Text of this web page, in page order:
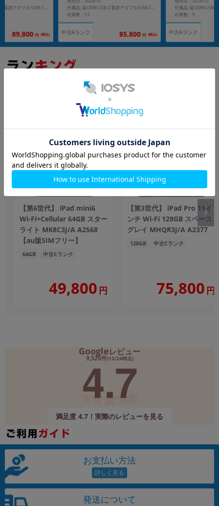
付属品: 箱/20W USB-C電源アダプタ/USB-C充電ケーブル(1m)/マニュアル
89,800 円 (税込)
付属品: 箱/20W USB-C電源アダプタ/USB-C充電ケーブル(1m)/マニュアル
在庫数：13
中古Aランク 85,800 円 (税込)
在庫数：9
中古Aランク
【第6世代】 iPad mini6
Wi-Fi+Cellular 64GB スター
ライト MK8C3J/A A2568
【au版SIMフリー】
64GB 中古Cランク
49,800 円
【第3世代】 iPad Pro 11イ
ンチ Wi-Fi 128GB スペース
グレイ MHQR3J/A A2377
128GB 中古Cランク
75,800 円
Googleレビュー
9,520件(12/24時点)
4.7
満足度 4.7！実際のレビューを見る
お支払い方法
発送について